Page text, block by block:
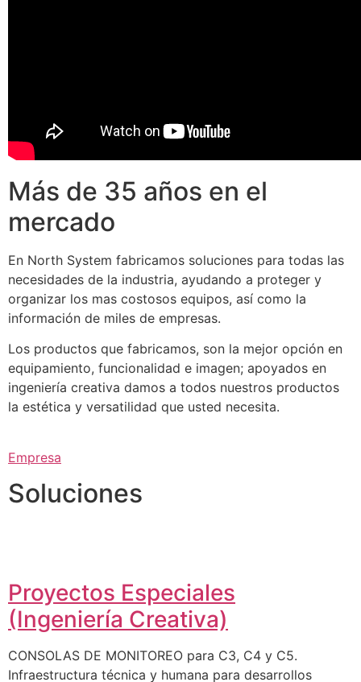
Más de 35 años en el
mercado
En North System fabricamos soluciones para todas las
necesidades de la industria, ayudando a proteger y
organizar los mas costosos equipos, así como la
información de miles de empresas.
Los productos que fabricamos, son la mejor opción en
equipamiento, funcionalidad e imagen; apoyados en
ingeniería creativa damos a todos nuestros productos
la estética y versatilidad que usted necesita.
Empresa
Soluciones
Proyectos Especiales
(Ingeniería Creativa)
CONSOLAS DE MONITOREO para C3, C4 y C5.
Infraestructura técnica y humana para desarrollos